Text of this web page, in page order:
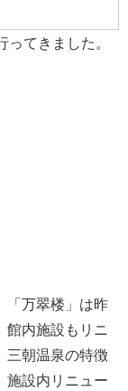
てきました。
「万翠楼」は昨
館内施設もリニ
三朝温泉の特徴
施設内リニュー